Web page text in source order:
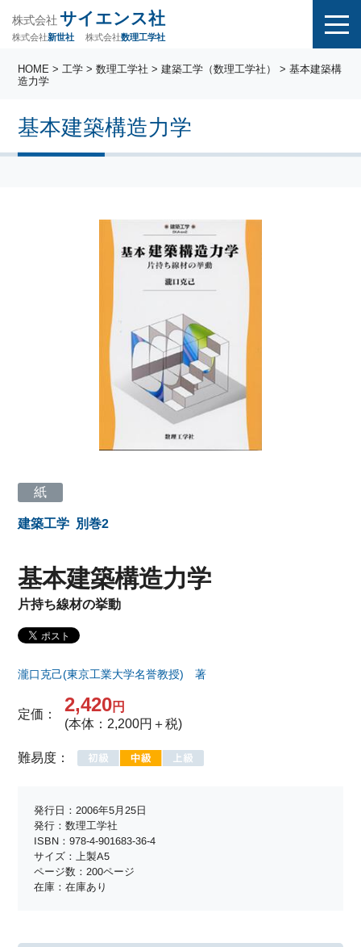
株式会社 サイエンス社
株式会社新世社 株式会社数理工学社
基本建築構造力学
HOME >工学 >数理工学社 >建築工学（数理工学社）
> 基本建築構
造力学
紙
建築工学 別巻2
基本建築構造力学
片持ち線材の挙動
瀧口克己(東京工業大学名誉教授) 著
定価： 2,420円
(本体：2,200円＋税)
難易度：
発行日：2006年5月25日
発行：数理工学社
ISBN：978-4-901683-36-4
サイズ：上製A5
ページ数：200ページ
在庫：在庫あり